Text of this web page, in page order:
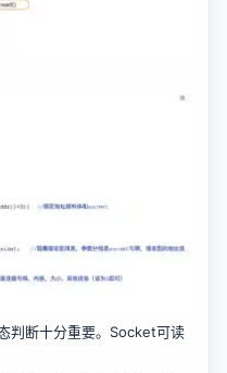
判断十分重要。Socket可读